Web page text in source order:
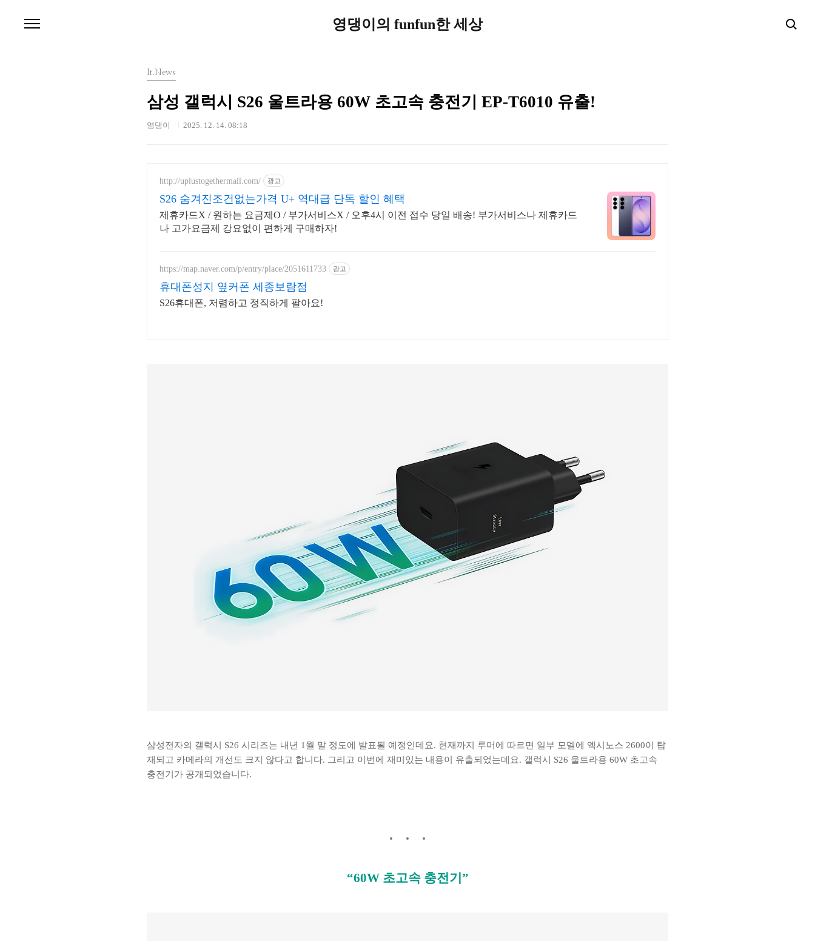
영댕이의 funfun한 세상
It.News
삼성 갤럭시 S26 울트라용 60W 초고속 충전기 EP-T6010 유출!
영댕이 2025. 12. 14. 08:18
http://uplustogethermall.com/ 광고
S26 숨겨진조건없는가격 U+ 역대급 단독 할인 혜택
제휴카드X / 원하는 요금제O / 부가서비스X / 오후4시 이전 접수 당일 배송! 부가서비스나 제휴카드
나 고가요금제 강요없이 편하게 구매하자!
https://map.naver.com/p/entry/place/2051611733 광고
휴대폰성지 옆커폰 세종보람점
S26휴대폰, 저렴하고 정직하게 팔아요!
삼성전자의 갤럭시 S26 시리즈는 내년 1월 말 정도에 발표될 예정인데요. 현재까지 루머에 따르면 일부 모델에 엑시노스 2600이 탑
재되고 카메라의 개선도 크지 않다고 합니다. 그리고 이번에 재미있는 내용이 유출되었는데요. 갤럭시 S26 울트라용 60W 초고속
충전기가 공개되었습니다.
“60W 초고속 충전기”